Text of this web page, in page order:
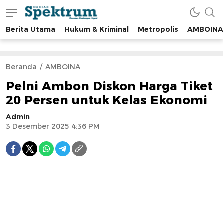
spektrumonline.com
Berita Utama Hukum & Kriminal Metropolis AMBOINA
Beranda AMBOINA
Pelni Ambon Diskon Harga Tiket
20 Persen untuk Kelas Ekonomi
Admin
3 Desember 2025 4:36 PM